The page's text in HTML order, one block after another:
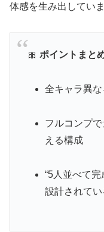
体感を生み出していま
🎀 ポイントまと
全キャラ異
フルコンプ
える構成
“5人並べて
設計されてい